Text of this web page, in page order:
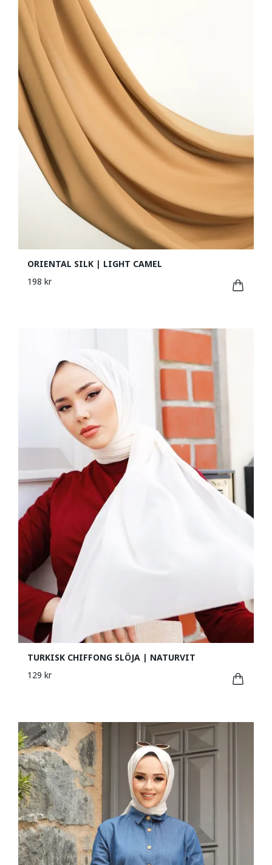
ORIENTAL SILK | LIGHT CAMEL
198 kr
TURKISK CHIFFONG SLÖJA | NATURVIT
129 kr